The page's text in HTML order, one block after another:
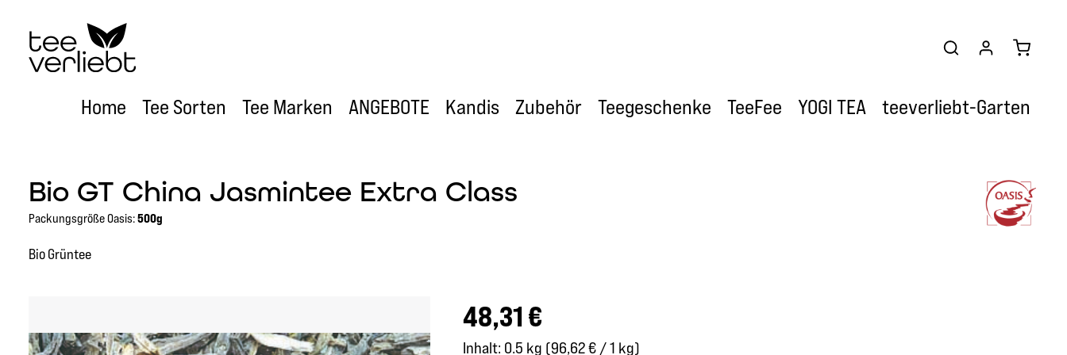
Hauptinhalt springen
Zur Hauptnavigation springen
Home Tee Sorten Tee Marken ANGEBOTE Kandis Zubehör Teegeschenke TeeFee YOGI TEA teeverliebt-Garten
Bio GT China Jasmintee Extra Class
Packungsgröße Oasis:500g
Bio Grüntee
Regulärer Preis:
48,31 €
Inhalt: 0.5 kg (96,62 € / 1 kg)